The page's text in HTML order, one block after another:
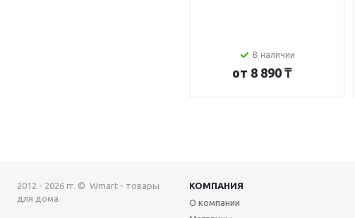
В наличии
от 8 890 ₸
2012 - 2026 гг. © Wmart - товары
для дома
КОМПАНИЯ
О компании